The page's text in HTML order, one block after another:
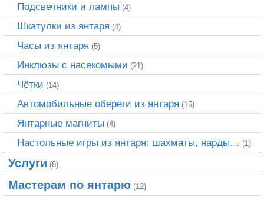
Подсвечники и лампы (4)
Шкатулки из янтаря (4)
Часы из янтаря (5)
Инклюзы с насекомыми (21)
Чётки (14)
Автомобильные обереги из янтаря (15)
Янтарные магниты (4)
Настольные игры из янтаря: шахматы, нарды… (1)
Услуги (8)
Мастерам по янтарю (12)